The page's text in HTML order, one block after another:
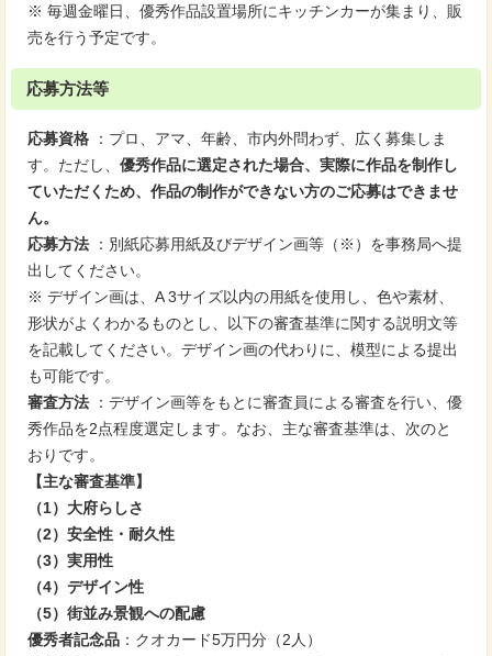
※ 毎週金曜日、優秀作品設置場所にキッチンカーが集まり、販
売を行う予定です。
応募方法等
応募資格 ：プロ、アマ、年齢、市内外問わず、広く募集しま
す。ただし、 優秀作品に選定された場合、実際に作品を制作し
ていただくため、作品の制作ができない方のご応募はできませ
ん。
応募方法
：別紙応募用紙及びデザイン画等（※）を事務局へ提
出してください。
※ デザイン画は、A 3サイズ以内の用紙を使用し、色や素材、
形状がよくわかるものとし、以下の審査基準に関する説明文等
を記載してください。デザイン画の代わりに、模型による提出
も可能です。
審査方法
：デザイン画等をもとに審査員による審査を行い、優
秀作品を2点程度選定します。なお、主な審査基準は、次のと
おりです。
【主な審査基準】
（1）大府らしさ
（2）安全性・耐久性
（3）実用性
（4）デザイン性
（5）街並み景観への配慮
優秀者記念品 ：クオカード5万円分（2人）